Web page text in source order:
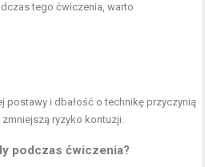
tego ćwiczenia, warto
postawy i dbałość o technikę przyczynią
zmniejszą ryzyko kontuzji.
podczas ćwiczenia?